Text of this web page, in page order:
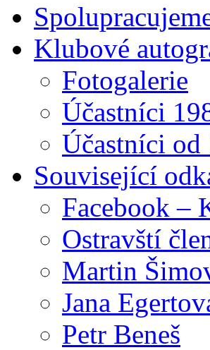
Klubové
Fotogalerie
Účastníci
Účastníci od
Související
Facebook –
Ostravští
Martin
Jana
Petr Beneš